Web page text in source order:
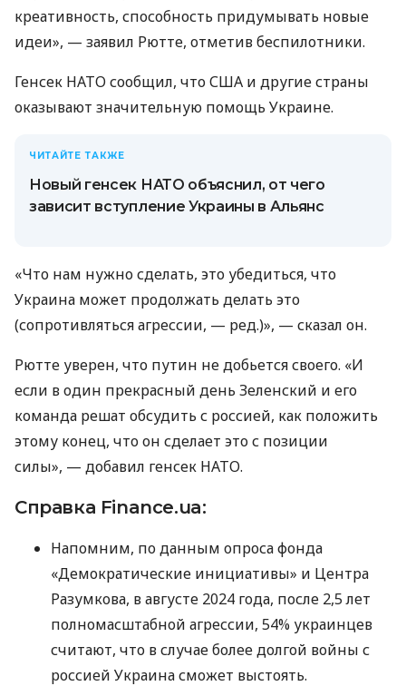
креативность, способность придумывать новые
идеи», — заявил Рютте, отметив беспилотники.
Генсек НАТО сообщил, что США и другие страны
оказывают значительную помощь Украине.
ЧИТАЙТЕ ТАКЖЕ
Новый генсек НАТО объяснил, от чего
зависит вступление Украины в Альянс
«Что нам нужно сделать, это убедиться, что
Украина может продолжать делать это
(сопротивляться агрессии, — ред.)», — сказал он.
Рютте уверен, что путин не добьется своего. «И
если в один прекрасный день Зеленский и его
команда решат обсудить с россией, как положить
этому конец, что он сделает это с позиции
силы», — добавил генсек НАТО.
Справка Finance.ua:
Напомним, по данным опроса фонда
«Демократические инициативы» и Центра
Разумкова, в августе 2024 года, после 2,5 лет
полномасштабной агрессии, 54% украинцев
считают, что в случае более долгой войны с
россией Украина сможет выстоять.